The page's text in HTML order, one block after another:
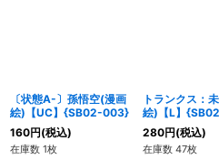
〔状態A-〕孫悟空(漫画
絵)【UC】{SB02-003}
160円(税込)
在庫数 1枚
トランクス：
絵)【L】
280円(税込)
在庫数 47枚